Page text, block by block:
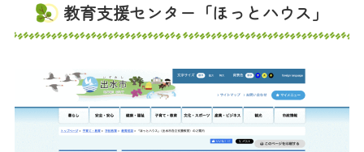
教育支援センター「ほっとハウス」